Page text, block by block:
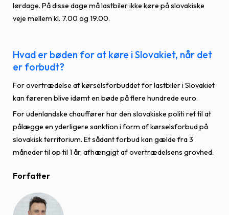
lørdage. På disse dage må lastbiler ikke køre på slovakiske
veje mellem kl. 7.00 og 19.00.
Hvad er bøden for at køre i Slovakiet, når det
er forbudt?
For overtrædelse af kørselsforbuddet for lastbiler i Slovakiet
kan føreren blive idømt en bøde på flere hundrede euro.
For udenlandske chauffører har den slovakiske politi ret til at
pålægge en yderligere sanktion i form af kørselsforbud på
slovakisk territorium. Et sådant forbud kan gælde fra 3
måneder til op til 1 år, afhængigt af overtrædelsens grovhed.
Forfatter